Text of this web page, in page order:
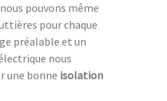
pouvons même
pour chaque
préalable et un
nous
une bonne isolation